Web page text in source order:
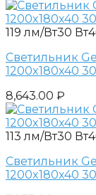
119 лм/Вт30 Вт
Светильник
1200x180x40
8,643.00 ₽
113 лм/Вт30 Вт
Светильник
1200x180x40